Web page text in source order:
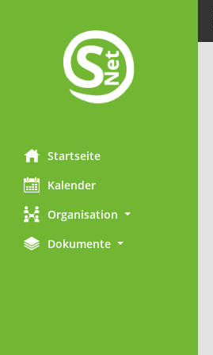
Startseite
Kalender
Organisation
Dokumente